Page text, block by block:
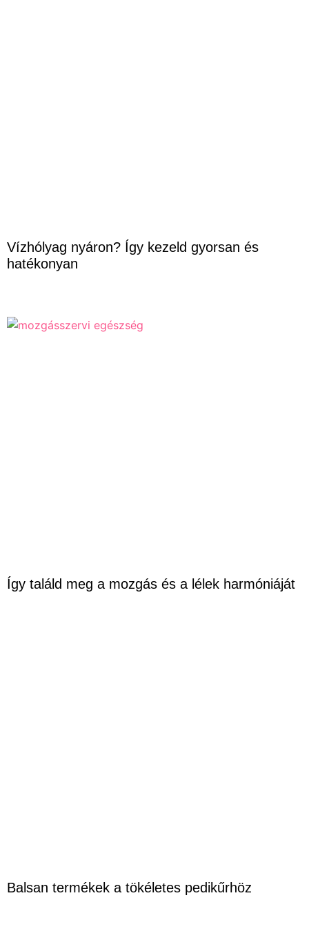
Vízhólyag nyáron? Így kezeld gyorsan és
hatékonyan
Így találd meg a mozgás és a lélek harmóniáját
Balsan termékek a tökéletes pedikűrhöz